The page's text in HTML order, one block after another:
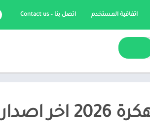
اتفاقية المستخدم اتصل بنا – Contact us